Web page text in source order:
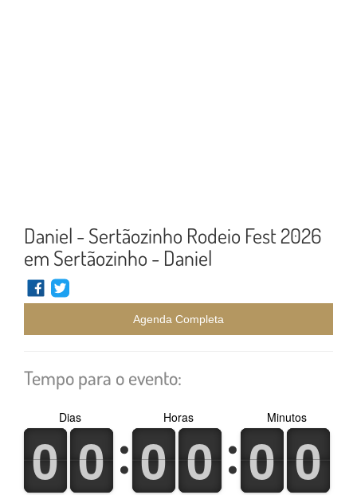
Daniel - Sertãozinho Rodeio Fest 2026
em Sertãozinho - Daniel
Agenda Completa
Tempo para o evento:
0
0
1
1 0
0
1
1
Dias
0
0
1
1 0
0
1
1
Horas
0
0
1
1 0
0
1
1
Minutos